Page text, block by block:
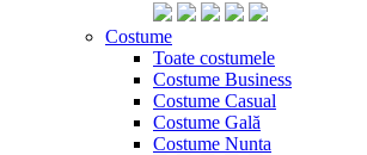
Costume
Toate costumele
Costume Business
Costume Casual
Costume Gală
Costume Nunta